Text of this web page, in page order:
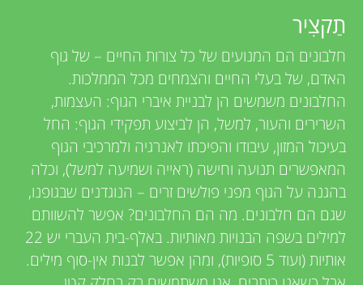
Y
o
u
n
g
M
אודות
e
v
i
e
w
e
r
תַקצִיר
חלבונים הם המנועים של כל צורות החיים – של גוף
האדם, של בעלי החיים והצמחים מכל הממלכות.
החלבונים משמשים הן לבניית איברי הגוף: העצמות,
השרירים והעור, למשל, הן לביצוע תפקידי הגוף: החל
בעיכול המזון, עיבודו והפיכתו לאנרגיה ולמרכיבי הגוף
המאפשרים תנועה וחישה (ראייה ושמיעה למשל), וכלה
בהגנה על הגוף מפני פולשים זרים – הנוגדנים שבגופנו,
שגם הם חלבונים. מה הם החלבונים? אפשר להשוותם
למילים בשפה הבנויות מאותיות. באלף-בית העברי יש 22
אותיות (ועוד 5 סופיות), ומהן אפשר לבנות אין-סוף מילים.